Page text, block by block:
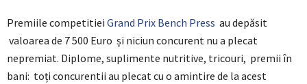
Premiile competitiei Grand Prix Bench Press au depăsit
valoarea de 7 500 Euro și niciun concurent nu a plecat
nepremiat. Diplome, suplimente nutritive, tricouri, premii în
bani: toți concurentii au plecat cu o amintire de la acest